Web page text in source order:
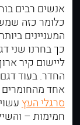
אנשים רבים
כלומר כזה
המעניינים
כך בחרנו שני
ליישום קיר
אחד מהחומרים
סרגלי העץ
חמימות –